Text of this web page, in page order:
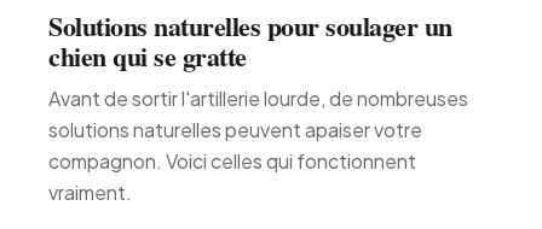
Solutions naturelles pour soulager un
chien qui se gratte
Avant de sortir l'artillerie lourde, de nombreuses
solutions naturelles peuvent apaiser votre
compagnon. Voici celles qui fonctionnent
vraiment.